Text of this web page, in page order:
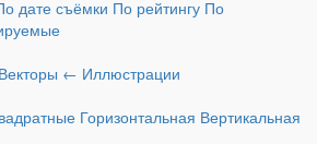
дате съёмки По рейтингу По
Векторы ← Иллюстрации
Горизонтальная Вертикальная